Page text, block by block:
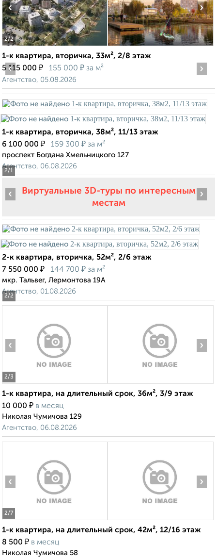
2/2
‹ ›
1-к квартира, вторичка, 33м², 2/8 этаж
5 115 000 ₽ 155 000 ₽ за м²
Агентство, 05.08.2026
2/1
‹ ›
1-к квартира, вторичка, 38м², 11/13 этаж
6 100 000 ₽ 159 300 ₽ за м²
проспект Богдана Хмельницкого 127
Агентство, 06.08.2026
Виртуальные 3D-туры по интересным
местам
2/2
‹ ›
2-к квартира, вторичка, 52м², 2/6 этаж
7 550 000 ₽ 144 700 ₽ за м²
мкр. Тальвег, Лермонтова 19А
Агентство, 01.08.2026
2/3
‹ ›
1-к квартира, на длительный срок, 36м², 3/9 этаж
10 000 ₽ в месяц
Николая Чумичова 129
Агентство, 06.08.2026
2/7
‹ ›
1-к квартира, на длительный срок, 42м², 12/16 этаж
8 500 ₽ в месяц
Николая Чумичова 58